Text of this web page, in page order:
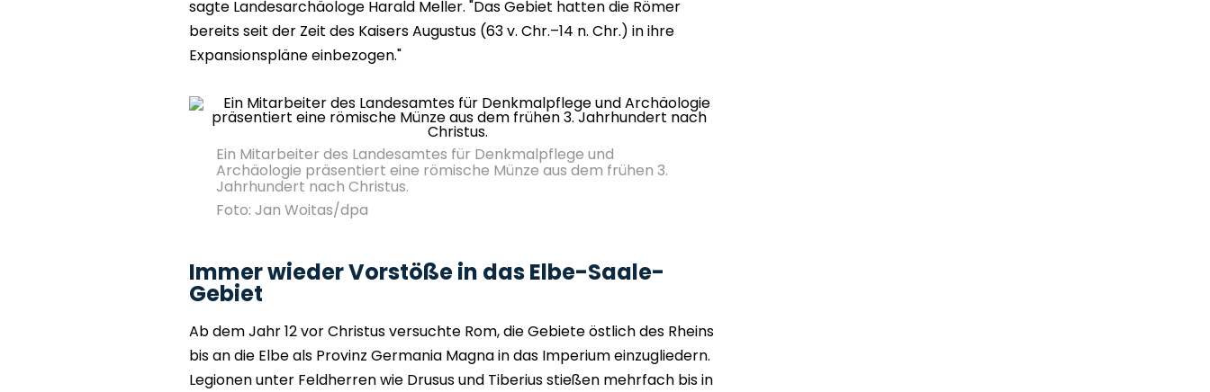
sagte Landesarchäologe Harald Meller. "Das Gebiet hatten die Römer
bereits seit der Zeit des Kaisers Augustus (63 v. Chr.–14 n. Chr.) in ihre
Expansionspläne einbezogen."
Ein Mitarbeiter des Landesamtes für Denkmalpflege und
Archäologie präsentiert eine römische Münze aus dem frühen 3.
Jahrhundert nach Christus.
Foto: Jan Woitas/dpa
Immer wieder Vorstöße in das Elbe-Saale-
Gebiet
Ab dem Jahr 12 vor Christus versuchte Rom, die Gebiete östlich des Rheins
bis an die Elbe als Provinz Germania Magna in das Imperium einzugliedern.
Legionen unter Feldherren wie Drusus und Tiberius stießen mehrfach bis in